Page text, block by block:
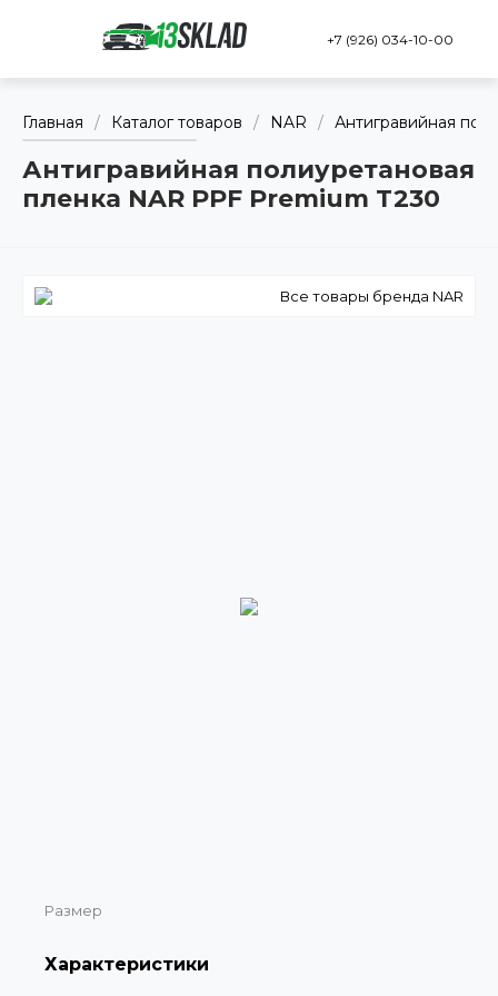
+7 (926) 034-10-00
Главная / Каталог товаров / NAR / Антигравийная
Антигравийная полиуретановая
пленка NAR PPF Premium T230
Все товары бренда NAR
Размер
Характеристики